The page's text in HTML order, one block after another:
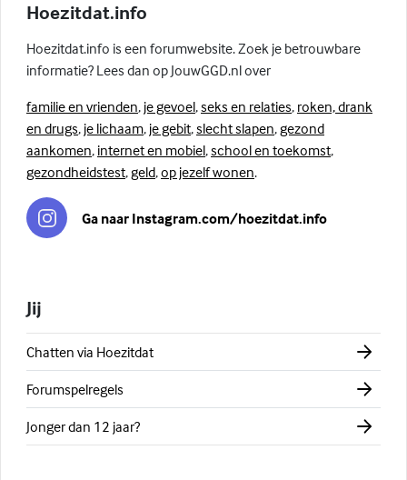
Hoezitdat.info
Hoezitdat.info is een forumwebsite. Zoek je betrouwbare
informatie? Lees dan op JouwGGD.nl over
familie en vrienden, je gevoel,seks en relaties, roken, drank
en drugs, je lichaam, je gebit,slecht slapen,gezond
aankomen, internet en mobiel,school en toekomst,
gezondheidstest,geld,op jezelf wonen.
Ga naar Instagram.com/hoezitdat.info
Jij
Chatten via Hoezitdat
Forumspelregels
Jonger dan 12 jaar?